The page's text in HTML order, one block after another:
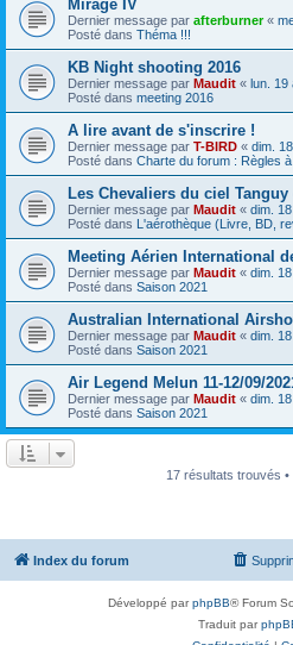
Mirage IV
Dernier message par afterburner«
Posté dans Théma !!!
KB Night shooting 2016
Dernier message par Maudit « lun. 19
Posté dans meeting 2016
A lire avant de s'inscrire !
Dernier message par T-BIRD « dim.
Posté dans Charte du forum : Règles
Les Chevaliers du ciel
Dernier message par Maudit « dim.
Posté dans L'aérothèque (Livre, BD,
Meeting Aérien International
Dernier message par Maudit « dim.
Posté dans Saison 2021
Australian International
Dernier message par Maudit « dim.
Posté dans Saison 2021
Air Legend Melun 11-12/09/
Dernier message par Maudit « dim.
Posté dans Saison 2021
17 résultats trouvés •
Index du forum
Développé parphpBB® Forum
Traduit par